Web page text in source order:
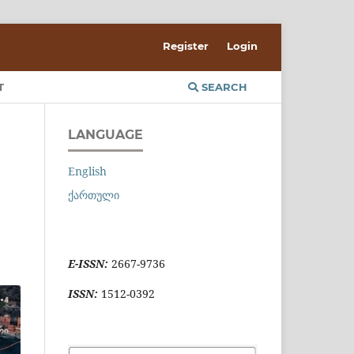
SEARCH
Register Login
LANGUAGE
English
ქართული
E-ISSN: 2667-9736
ISSN: 1512-0392